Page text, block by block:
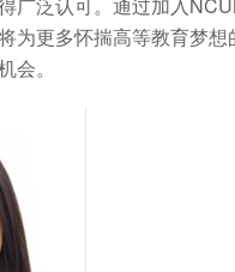
为更多怀揣高等教育梦想
会。